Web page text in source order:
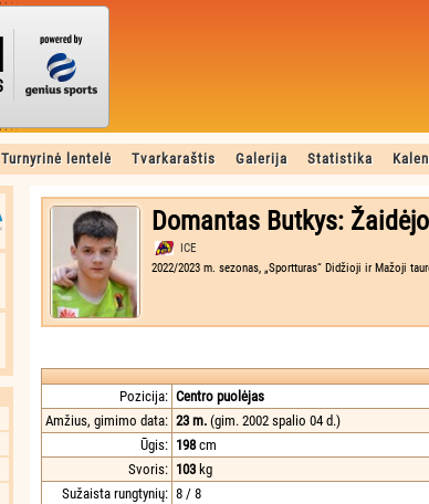
Turnyrinė lentelė Tvarkaraštis Galerija Statistika
Domantas Butkys:
ICE
2022/2023 m. sezonas, „Sportturas“ Didžioji ir Mažoji
Pozicija: Centro puolėjas
Amžius, gimimo data: 23 m. (gim. 2002 spalio 04 d.)
Ūgis: 198cm
Svoris: 103 kg
Sužaista rungtynių: 8 / 8